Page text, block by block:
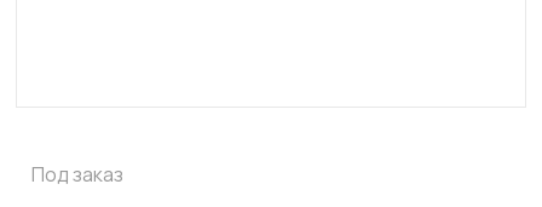
Под заказ